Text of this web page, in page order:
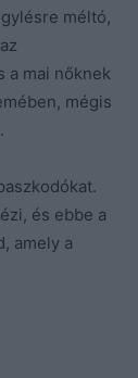
méltó,
a mai nőknek
mégis
és ebbe a
amely a